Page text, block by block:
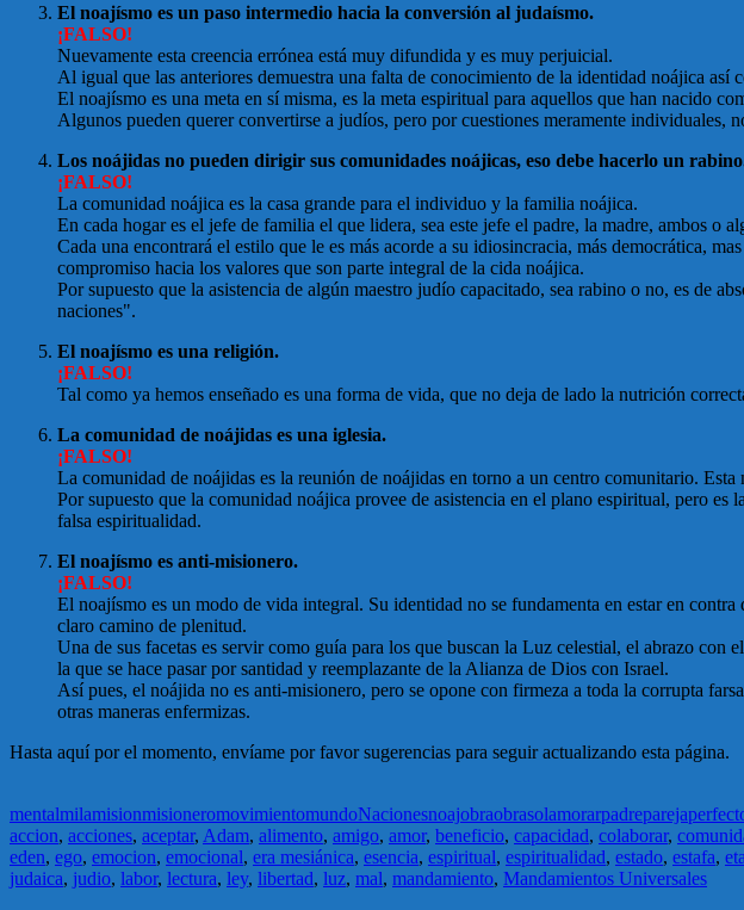
El noajísmo es un paso intermedio hacia la conversión al judaísmo.
¡FALSO!
Nuevamente esta creencia errónea está muy difundida y es muy perjuicial.
Al igual que las anteriores demuestra una falta de conocimiento de la identidad noájica así
El noajísmo es una meta en sí misma, es la meta espiritual para aquellos que han nacido
Algunos pueden querer convertirse a judíos, pero por cuestiones meramente individuales,
Los noájidas no pueden dirigir sus comunidades noájicas, eso debe hacerlo un
¡FALSO!
La comunidad noájica es la casa grande para el individuo y la familia noájica.
En cada hogar es el jefe de familia el que lidera, sea este jefe el padre, la madre, ambos o
Cada una encontrará el estilo que le es más acorde a su idiosincracia, más democrática,
compromiso hacia los valores que son parte integral de la cida noájica.
Por supuesto que la asistencia de algún maestro judío capacitado, sea rabino o no, es de
naciones".
El noajísmo es una religión.
¡FALSO!
Tal como ya hemos enseñado es una forma de vida, que no deja de lado la nutrición
La comunidad de noájidas es una iglesia.
¡FALSO!
La comunidad de noájidas es la reunión de noájidas en torno a un centro comunitario.
Por supuesto que la comunidad noájica provee de asistencia en el plano espiritual, pero
falsa espiritualidad.
El noajísmo es anti-misionero.
¡FALSO!
El noajísmo es un modo de vida integral. Su identidad no se fundamenta en estar en
claro camino de plenitud.
Una de sus facetas es servir como guía para los que buscan la Luz celestial, el abrazo
la que se hace pasar por santidad y reemplazante de la Alianza de Dios con Israel.
Así pues, el noájida no es anti-misionero, pero se opone con firmeza a toda la corrupta
otras maneras enfermizas.
Hasta aquí por el momento, envíame por favor sugerencias para seguir actualizando esta página.
mentalmilamisionmisioneromovimientomundoNacionesnoajobraobrasolamorarpadrepareja
accion, acciones, aceptar, Adam, alimento, amigo, amor, beneficio, capacidad, colaborar,
eden, ego, emocion, emocional, era mesiánica, esencia, espiritual, espiritualidad, estado, estafa,
judaica, judio, labor, lectura, ley, libertad, luz, mal, mandamiento, Mandamientos Universales